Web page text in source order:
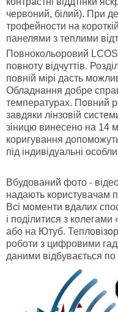
червоний, білий). При
трофейности на
панелями з теплими
Повнокольоровий LCOS
повноту відчуттів.
повній мірі дасть
Обладнання добре
температурах. Повний
завдяки лінзовій
зіницю винесено на 14
коригування
під індивідуальні
Вбудований фото -
надають користувачам
Всі моменти вдалих
і поділитися з
або на Ютуб.
роботи з цифровими
даними відбувається